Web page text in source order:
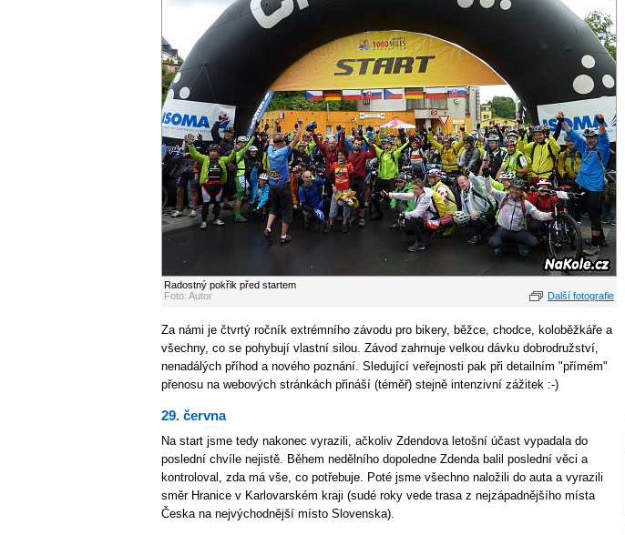
Radostný pokřik před startem
Foto: Autor
Další fotografie
Za námi je čtvrtý ročník extrémního závodu pro bikery, běžce, chodce, koloběžkáře a
všechny, co se pohybují vlastní silou. Závod zahrnuje velkou dávku dobrodružství,
nenadálých příhod a nového poznání. Sledující veřejnosti pak při detailním "přímém"
přenosu na webových stránkách přináší (téměř) stejně intenzivní zážitek :-)
29. června
Na start jsme tedy nakonec vyrazili, ačkoliv Zdendova letošní účast vypadala do
poslední chvíle nejistě. Během nedělního dopoledne Zdenda balil poslední věci a
kontroloval, zda má vše, co potřebuje. Poté jsme všechno naložili do auta a vyrazili
směr Hranice v Karlovarském kraji (sudé roky vede trasa z nejzápadnějšího místa
Česka na nejvýchodnější místo Slovenska).